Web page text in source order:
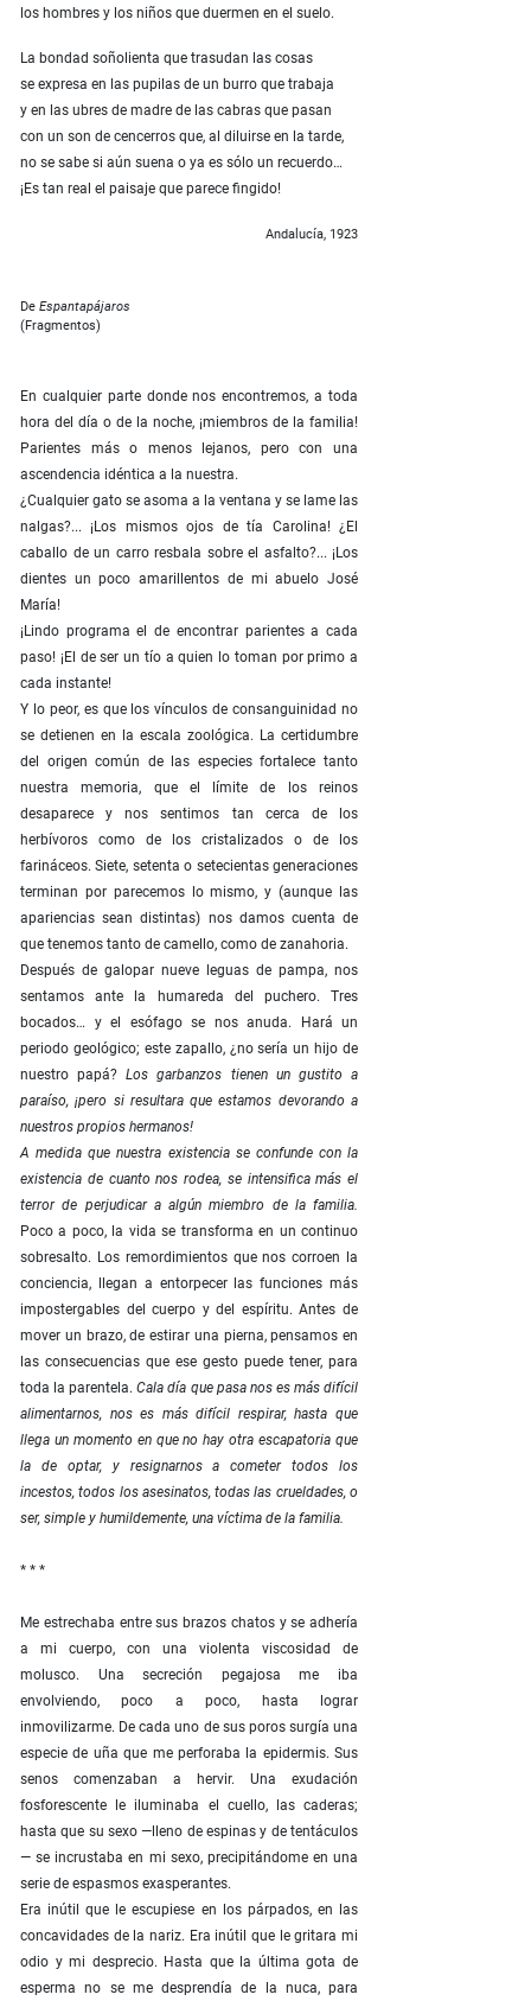
los hombres y los niños que duermen en el suelo.
La bondad soñolienta que trasudan las cosas
se expresa en las pupilas de un burro que trabaja
y en las ubres de madre de las cabras que pasan
con un son de cencerros que, al diluirse en la tarde,
no se sabe si aún suena o ya es sólo un recuerdo…
¡Es tan real el paisaje que parece fingido!
Andalucía, 1923
De Espantapájaros
(Fragmentos)
En cualquier parte donde nos encontremos, a toda
hora del día o de la noche, ¡miembros de la familia!
Parientes más o menos lejanos, pero con una
ascendencia idéntica a la nuestra.
¿Cualquier gato se asoma a la ventana y se lame las
nalgas?... ¡Los mismos ojos de tía Carolina! ¿El
caballo de un carro resbala sobre el asfalto?... ¡Los
dientes un poco amarillentos de mi abuelo José
María!
¡Lindo programa el de encontrar parientes a cada
paso! ¡El de ser un tío a quien lo toman por primo a
cada instante!
Y lo peor, es que los vínculos de consanguinidad no
se detienen en la escala zoológica. La certidumbre
del origen común de las especies fortalece tanto
nuestra memoria, que el límite de los reinos
desaparece y nos sentimos tan cerca de los
herbívoros como de los cristalizados o de los
farináceos. Siete, setenta o setecientas generaciones
terminan por parecemos lo mismo, y (aunque las
apariencias sean distintas) nos damos cuenta de
que tenemos tanto de camello, como de zanahoria.
Después de galopar nueve leguas de pampa, nos
sentamos ante la humareda del puchero. Tres
bocados… y el esófago se nos anuda. Hará un
periodo geológico; este zapallo, ¿no sería un hijo de
nuestro papá?Los garbanzos tienen un gustito a
paraíso, ¡pero si resultara que estamos devorando a
nuestros propios hermanos!
A medida que nuestra existencia se confunde con la
existencia de cuanto nos rodea, se intensifica más el
terror de perjudicar a algún miembro de la familia.
Poco a poco, la vida se transforma en un continuo
sobresalto. Los remordimientos que nos corroen la
conciencia, llegan a entorpecer las funciones más
impostergables del cuerpo y del espíritu. Antes de
mover un brazo, de estirar una pierna, pensamos en
las consecuencias que ese gesto puede tener, para
toda la parentela.Cala día que pasa nos es más difícil
alimentarnos, nos es más difícil respirar, hasta que
llega un momento en que no hay otra escapatoria que
la de optar, y resignarnos a cometer todos los
incestos, todos los asesinatos, todas las crueldades, o
ser, simple y humildemente, una víctima de la familia.
* * *
Me estrechaba entre sus brazos chatos y se adhería
a mi cuerpo, con una violenta viscosidad de
molusco. Una secreción pegajosa me iba
envolviendo, poco a poco, hasta lograr
inmovilizarme. De cada uno de sus poros surgía una
especie de uña que me perforaba la epidermis. Sus
senos comenzaban a hervir. Una exudación
fosforescente le iluminaba el cuello, las caderas;
hasta que su sexo —lleno de espinas y de tentáculos
— se incrustaba en mi sexo, precipitándome en una
serie de espasmos exasperantes.
Era inútil que le escupiese en los párpados, en las
concavidades de la nariz. Era inútil que le gritara mi
odio y mi desprecio. Hasta que la última gota de
esperma no se me desprendía de la nuca, para